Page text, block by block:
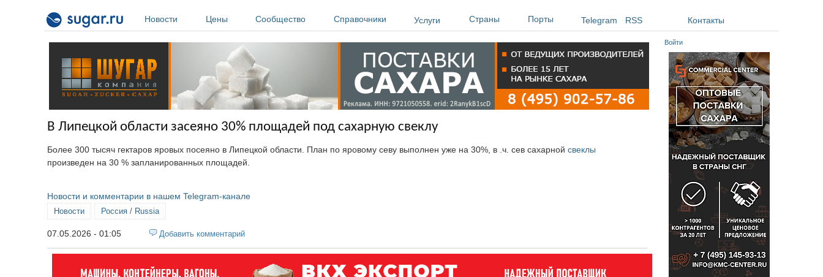
Новости
Цены Сообщество Справочники Услуги Страны Порты Telegram RSS Контакты
В Липецкой области засеяно 30% площадей под сахарную свеклу
Более 300 тысяч гектаров яровых посеяно в Липецкой области. План по яровому севу выполнен уже на 30%, в .ч. сев сахарной свеклы
произведен на 30 % запланированных площадей.
Новости и комментарии в нашем Telegram-канале
Новости Россия / Russia
07.05.2026 - 01:05 Добавить комментарий
Войти